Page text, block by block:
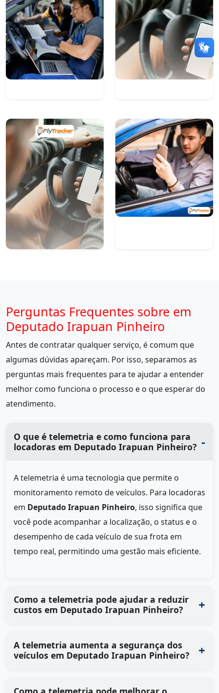
Perguntas Frequentes sobre em
Deputado Irapuan Pinheiro
Antes de contratar qualquer serviço, é comum que
algumas dúvidas apareçam. Por isso, separamos as
perguntas mais frequentes para te ajudar a entender
melhor como funciona o processo e o que esperar do
atendimento.
O que é telemetria e como funciona para
locadoras em Deputado Irapuan Pinheiro?
A telemetria é uma tecnologia que permite o
monitoramento remoto de veículos. Para locadoras
em Deputado Irapuan Pinheiro, isso significa que
você pode acompanhar a localização, o status e o
desempenho de cada veículo de sua frota em
tempo real, permitindo uma gestão mais eficiente.
Como a telemetria pode ajudar a reduzir
custos em Deputado Irapuan Pinheiro?
A telemetria aumenta a segurança dos
veículos em Deputado Irapuan Pinheiro?